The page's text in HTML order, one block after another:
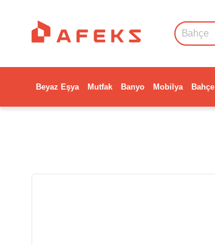
Beyaz Eşya Mutfak Banyo Mobilya Bahçe